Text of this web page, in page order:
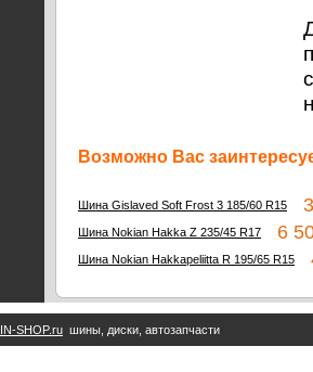
Возможно Вас
Шина Gislaved Soft Frost 3 185/60 R15 3
Шина Nokian Hakka Z 235/45 R17 6
Шина Nokian Hakkapeliitta R 195/65 R15
SHOP.ru шины, диски, автозапчасти